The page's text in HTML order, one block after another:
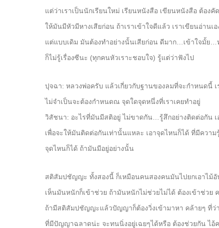
แต่ว่าเราเป็นนักเรียนใหม่ เรียนหนังสือ เขียนหนังสือ ต้องคั
ให้มันมีหัวมีหางเสียก่อน ถ้าเราเข้าใจดีแล้ว เราเขียนอ่านเ
แต่แบบเดิม มันต้องทำอย่างนั้นเสียก่อน ดีมาก…เข้าใจมั้ย
ก็ไม่รู้เรื่องซีนะ (ทุกคนหัวเราะชอบใจ) รู้แต่ว่าฟังไป
ปุจฉา: หลวงพ่อครับ แล้วเกี่ยวกับฐานของลมที่จะกำหนดนี้
ไม่จำเป็นจะต้องกำหนดณ จุดใดจุดหนึ่งที่เราเคยทำอยู่
วิสัชนา: อะไรที่มันมีสติอยู่ ไม่ขาดกัน…รู้สึกอย่างติดต่อกัน
เพื่อจะให้มันติดต่อกันเท่านั้นแหละ เอาจุดไหนก็ได้ ที่มีค
จุดไหนก็ได้ ถ้ามันมีอยู่อย่างนั้น
สติสัมปชัญญะ ทั้งสองนี้ ก็เหมือนคนสองคนมันไปยกเอาไ
เห็นมันหนักก็เข้าช่วย ถ้ามันหนักไม่ช่วยไม่ได้ ต้องเข้าช่
ถ้ามีสติสัมปชัญญะแล้วปัญญาก็ต้องวิ่งเข้ามาหา คล้ายๆ ที่
ที่มีปัญญาฉลาดน่ะ จะทนนิ่งอยู่เฉยๆได้หรือ ต้องช่วยกัน ไ